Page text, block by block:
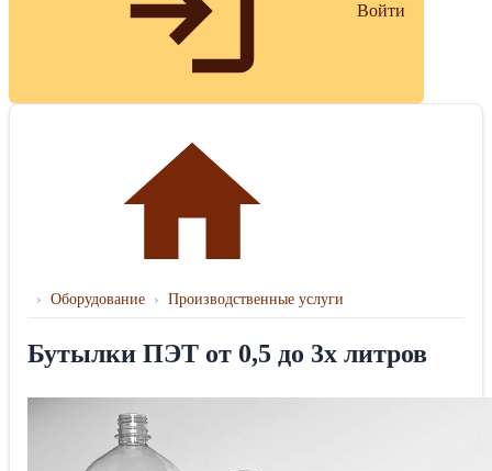
Войти
› Оборудование › Производственные услуги
Бутылки ПЭТ от 0,5 до 3х литров